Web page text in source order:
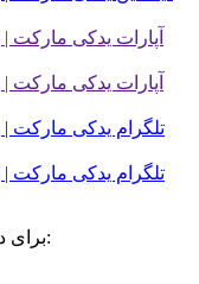
برای دریافت آخرین قیمت ایمیل خود را وارد کنید: